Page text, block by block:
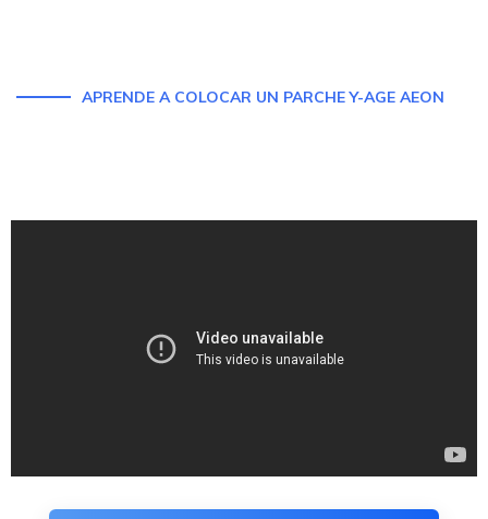
APRENDE A COLOCAR UN PARCHE Y-AGE AEON